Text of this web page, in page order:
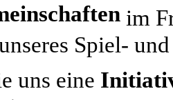
im
Spiel-
uns eine